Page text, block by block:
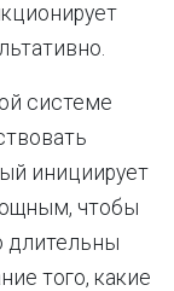
системе
инициирует
чтобы
длительны
того, какие